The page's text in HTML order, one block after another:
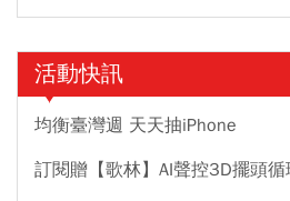
活動快訊
均衡臺灣週 天天抽iPhone
訂閱贈【歌林】AI聲控3D擺頭循